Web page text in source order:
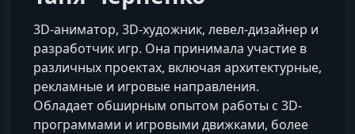
3D-аниматор, 3D-художник, левел-дизайнер и
разработчик игр. Она принимала участие в
различных проектах, включая архитектурные,
рекламные и игровые направления.
Обладает обширным опытом работы с 3D-
программами и игровыми движками, более